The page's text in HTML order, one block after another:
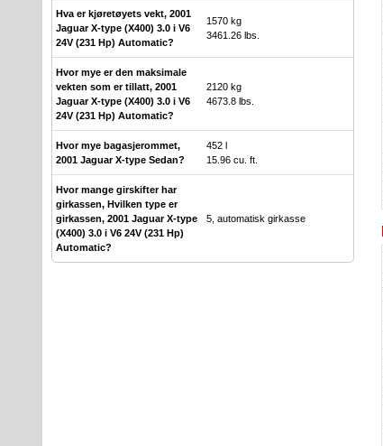
Hva er kjøretøyets vekt, 2001
Jaguar X-type (X400) 3.0 i V6
24V (231 Hp) Automatic?
1570 kg
3461.26 lbs.
Hvor mye er den maksimale
vekten som er tillatt, 2001
Jaguar X-type (X400) 3.0 i V6
24V (231 Hp) Automatic?
2120 kg
4673.8 lbs.
Hvor mye bagasjerommet,
2001 Jaguar X-type Sedan?
452 l
15.96 cu. ft.
Hvor mange girskifter har
girkassen, Hvilken type er
girkassen, 2001 Jaguar X-type
(X400) 3.0 i V6 24V (231 Hp)
Automatic?
5, automatisk girkasse